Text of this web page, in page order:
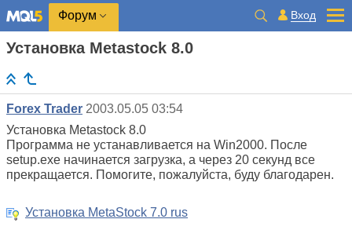
Форум Вход
Установка Metastock 8.0
Forex Trader 2003.05.05 03:54
Установка Metastock 8.0
Программа не устанавливается на Win2000. После
setup.exe начинается загрузка, а через 20 секунд все
прекращается. Помогите, пожалуйста, буду благодарен.
Установка MetaStock 7.0 rus